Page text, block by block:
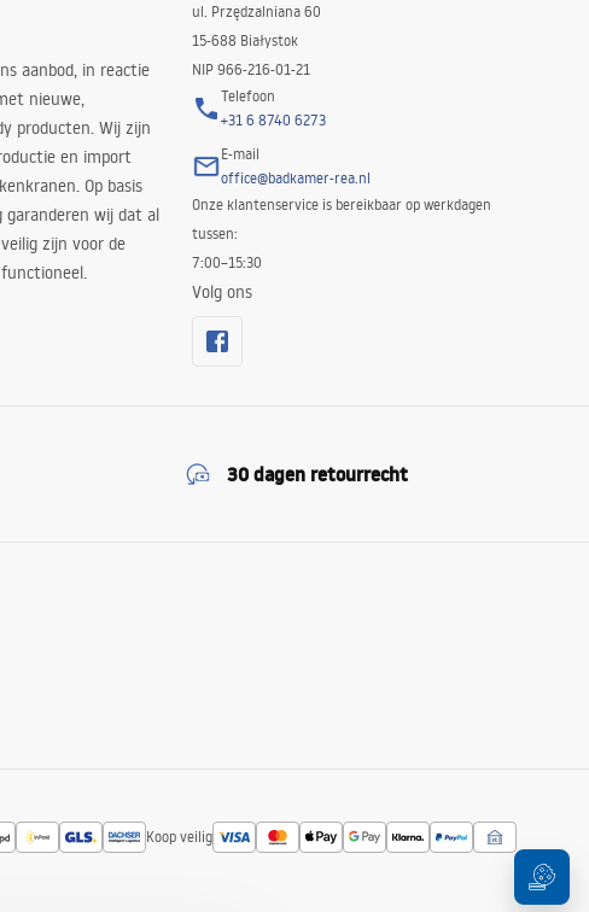
aanbod, in reactie
nieuwe,
producten. Wij zijn
en import
Op basis
garanderen wij dat al
zijn voor de
ul. Przędzalniana 60
15-688 Białystok
NIP 966-216-01-21
Telefoon
+31 6 8740 6273
E-mail
office@badkamer-rea.nl
Onze klantenservice is bereikbaar op werkdagen
tussen:
7:00–15:30
Volg ons
30 dagen retourrecht
Koop veilig